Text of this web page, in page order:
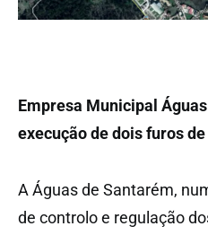
Empresa Municipal
execução de dois furos
A Águas de Santarém,
de controlo e regulação